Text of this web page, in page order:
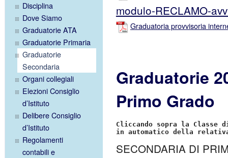
Disciplina
Dove Siamo
Graduatorie ATA
Graduatorie Primaria
Graduatorie
Secondaria
Organi collegiali
Elezioni Consiglio
d’Istituto
Delibere Consiglio
d’Istituto
Regolamenti
contabili e
modulo-RECLAMO-
Graduatoria provvisoria
Graduatorie
Primo Grado
Cliccando sopra la Classe
in automatico della
SECONDARIA DI